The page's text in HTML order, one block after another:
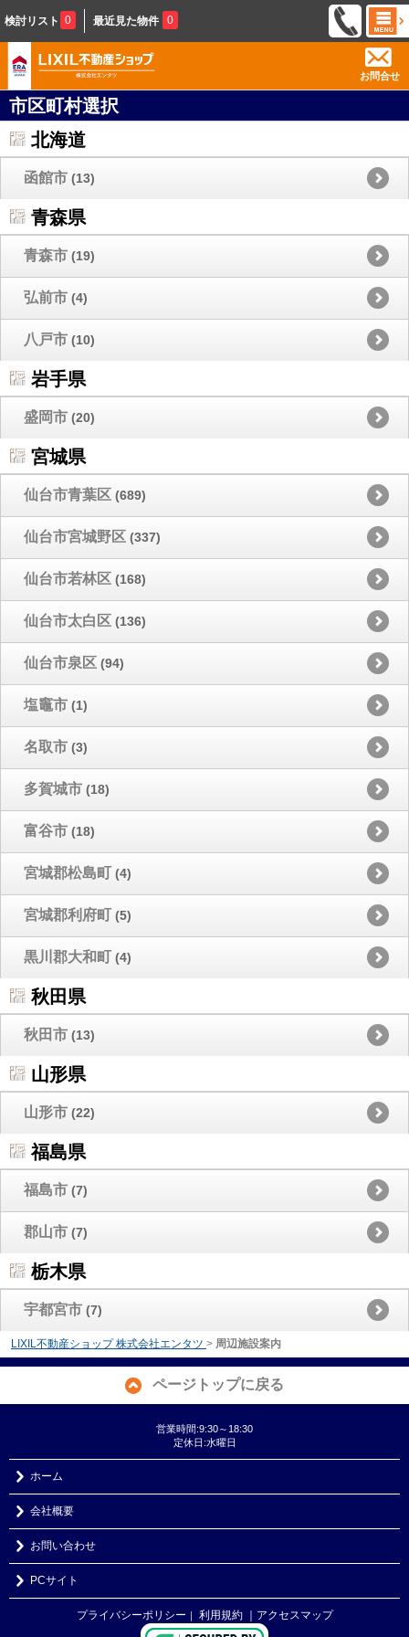
検討リスト 0 最近見た物件 0
お問合せ
市区町村選択
北海道
函館市 (13)
青森県
青森市 (19)
弘前市 (4)
八戸市 (10)
岩手県
盛岡市 (20)
宮城県
仙台市青葉区 (689)
仙台市宮城野区 (337)
仙台市若林区 (168)
仙台市太白区 (136)
仙台市泉区 (94)
塩竈市 (1)
名取市 (3)
多賀城市 (18)
富谷市 (18)
宮城郡松島町 (4)
宮城郡利府町 (5)
黒川郡大和町 (4)
秋田県
秋田市 (13)
山形県
山形市 (22)
福島県
福島市 (7)
郡山市 (7)
栃木県
宇都宮市 (7)
LIXIL不動産ショップ 株式会社エンタツ > 周辺施設案内
ページトップに戻る
営業時間:9:30～18:30
定休日:水曜日
ホーム
会社概要
お問い合わせ
PCサイト
プライバシーポリシー ｜ 利用規約 ｜アクセスマップ